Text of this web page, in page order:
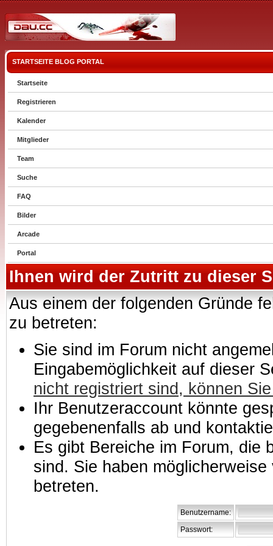
STARTSEITE BLOG PORTAL
Startseite
Registrieren
Kalender
Mitglieder
Team
Suche
FAQ
Bilder
Arcade
Portal
Ihnen wird der Zutritt zu dieser
Aus einem der folgenden Gründe
zu betreten:
Sie sind im Forum nicht
Eingabemöglichkeit auf dieser
nicht registriert sind, können
Ihr Benutzeraccount könnte
gegebenenfalls ab und
Es gibt Bereiche im Forum, die
sind. Sie haben
betreten.
Benutzername:
Passwort: